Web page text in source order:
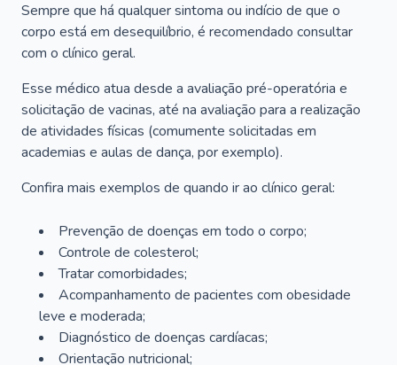
Sempre que há qualquer sintoma ou indício de que o
corpo está em desequilíbrio, é recomendado consultar
com o clínico geral.
Esse médico atua desde a avaliação pré-operatória e
solicitação de vacinas, até na avaliação para a realização
de atividades físicas (comumente solicitadas em
academias e aulas de dança, por exemplo).
Confira mais exemplos de quando ir ao clínico geral:
Prevenção de doenças em todo o corpo;
Controle de colesterol;
Tratar comorbidades;
Acompanhamento de pacientes com obesidade
leve e moderada;
Diagnóstico de doenças cardíacas;
Orientação nutricional;